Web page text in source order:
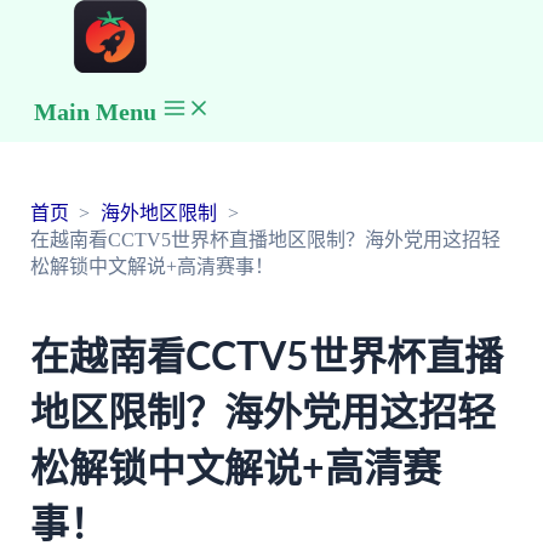
Main Menu
首页
海外地区限制
在越南看CCTV5世界杯直播地区限制？海外党用这招轻
松解锁中文解说+高清赛事！
在越南看CCTV5世界杯直播
地区限制？海外党用这招轻
松解锁中文解说+高清赛
事！